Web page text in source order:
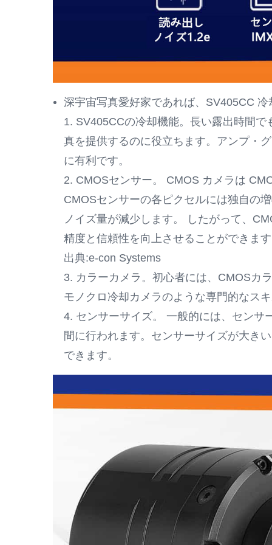
深宇宙写真愛好家であれば、SV405CC
1. SV405CCの冷却機能。長い露出時間
真を提供するのに役立ちます。アンプ・
に有利です。
2. CMOSセンサー。 CMOS カメラは
CMOSセンサーの各ピクセルには独自の
ノイズ量が減少します。 したがって、
精度と信頼性を向上させることができま
出典:e-con Systems
3. カラーカメラ。初心者には、CMOSカ
モノクロ冷却カメラのような専門的なス
4. センサーサイズ。 一般的には、センサ
間に行われます。センサーサイズが大き
できます。